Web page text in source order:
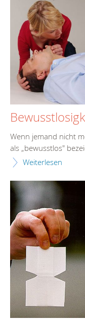
Wenn jemand nicht
als „bewusstlos"
Weiterlesen